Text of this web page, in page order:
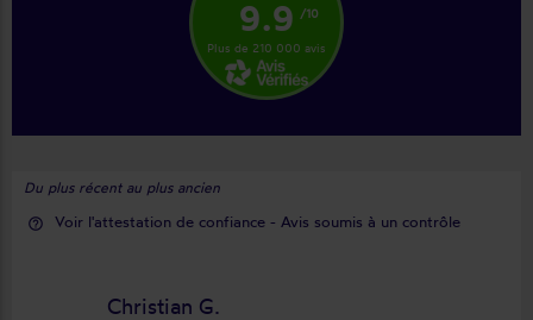
9.9 /10
Plus de 210 000 avis
Du plus récent au plus ancien
help_outline Voir l'attestation de confiance - Avis soumis à un contrôle
Christian G.